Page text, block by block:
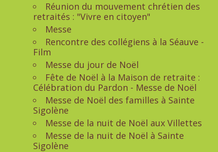
Réunion du mouvement chrétien des
retraités : "Vivre en citoyen"
Messe
Rencontre des collégiens à la Séauve -
Film
Messe du jour de Noël
Fête de Noël à la Maison de retraite :
Célébration du Pardon - Messe de Noël
Messe de Noël des familles à Sainte
Sigolène
Messe de la nuit de Noël aux Villettes
Messe de la nuit de Noël à Sainte
Sigolène